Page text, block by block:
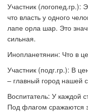
Участник (логопед.гр.):
что власть у одного
лапе орла шар. Это
сильная.
Инопланетянин: Что в
Участник (подг.гр.): В
– главный город нашей
Воспитатель: У каждой
Под флагом сражаются